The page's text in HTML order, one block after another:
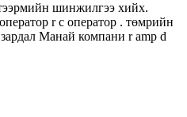
шинжилгээ хийх.
r c оператор . төмрийн
Манай компани r amp d